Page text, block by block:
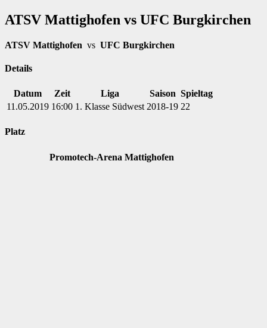
ATSV Mattighofen vs UFC Burgkirchen
ATSV Mattighofen vs UFC Burgkirchen
Details
Datum Zeit Liga Saison Spieltag
11.05.2019 16:00 1. Klasse Südwest 2018-19 22
Platz
Promotech-Arena Mattighofen